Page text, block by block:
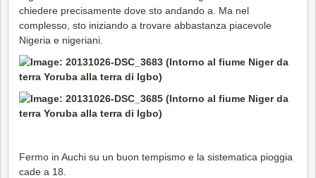
chiedere precisamente dove sto andando a. Ma nel
complesso, sto iniziando a trovare abbastanza piacevole
Nigeria e nigeriani.
Fermo in Auchi su un buon tempismo e la sistematica pioggia
cade a 18.